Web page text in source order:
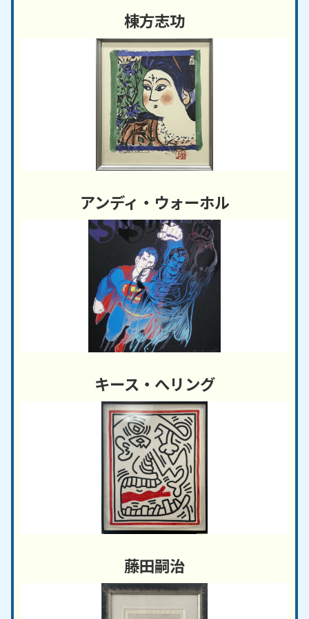
棟方志功
アンディ・ウォーホル
キース・へリング
藤田嗣治